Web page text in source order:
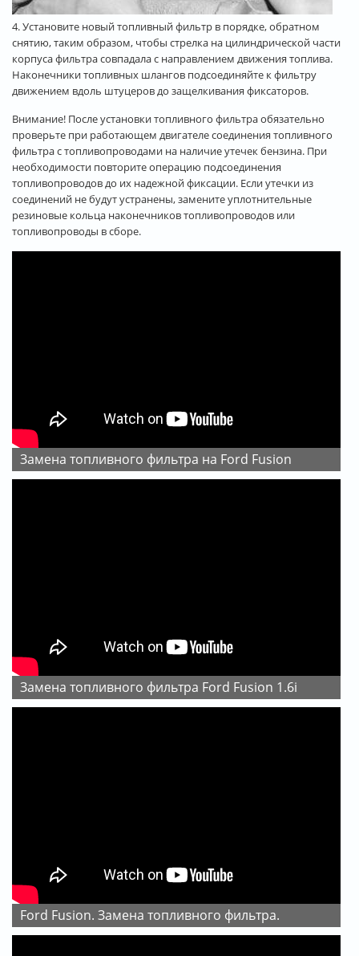
4. Установите новый топливный фильтр в порядке, обратном
снятию, таким образом, чтобы стрелка на цилиндрической части
корпуса фильтра совпадала с направлением движения топлива.
Наконечники топливных шлангов подсоединяйте к фильтру
движением вдоль штуцеров до защелкивания фиксаторов.
Внимание! После установки топливного фильтра обязательно
проверьте при работающем двигателе соединения топливного
фильтра с топливопроводами на наличие утечек бензина. При
необходимости повторите операцию подсоединения
топливопроводов до их надежной фиксации. Если утечки из
соединений не будут устранены, замените уплотнительные
резиновые кольца наконечников топливопроводов или
топливопроводы в сборе.
Замена топливного фильтра на Ford Fusion
Замена топливного фильтра Ford Fusion 1.6i
Ford Fusion. Замена топливного фильтра.